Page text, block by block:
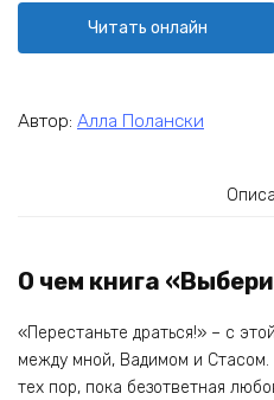
Читать онлайн
Автор: Алла Полански
О чем книга
«Перестаньте драться!» – с
между мной, Вадимом и
тех пор, пока безответная